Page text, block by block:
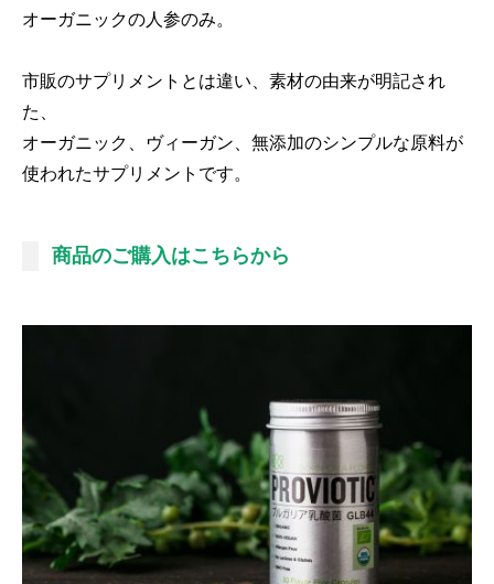
オーガニックの人参のみ。
市販のサプリメントとは違い、素材の由来が明記され
た、
オーガニック、ヴィーガン、無添加のシンプルな原料が
使われたサプリメントです。
商品のご購入はこちらから